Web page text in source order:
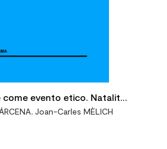
come evento etico. Natalità
Ediz. italiana a cura
, Joan-Carles MÈLICH